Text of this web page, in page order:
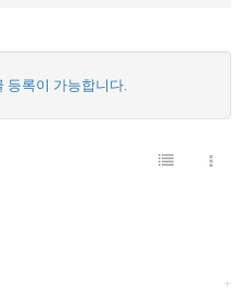
등록이 가능합니다.
+